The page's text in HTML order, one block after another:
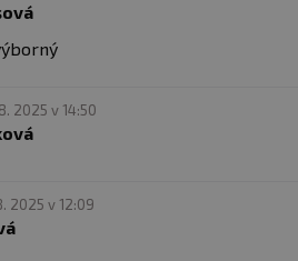
2025 v 14:50
2025 v 12:09